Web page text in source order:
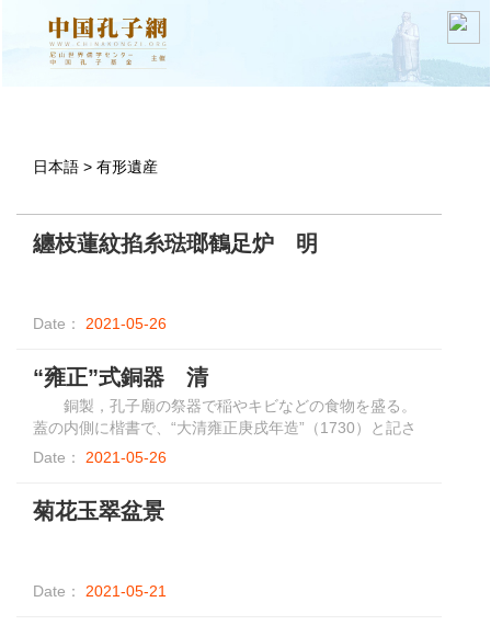
日本語 > 有形遺産
纏枝蓮紋掐糸琺瑯鶴足炉 明
Date： 2021-05-26
“雍正”式銅器 清
銅製，孔子廟の祭器で稲やキビなどの食物を盛る。
蓋の内側に楷書で、“大清雍正庚戌年造”（1730）と記さ
れている。
Date： 2021-05-26
菊花玉翠盆景
Date： 2021-05-21